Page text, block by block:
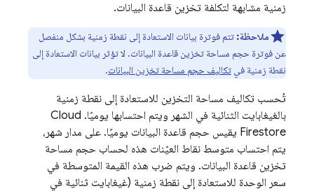
زمنية مشابهة لتكلفة تخزين قاعدة البيانات.
ملاحظة: تتم فوترة بيانات الاستعادة إلى نقطة زمنية بشكل منفصل
عن فوترة حجم مساحة تخزين قاعدة البيانات. لا تؤثر بيانات الاستعادة إلى
نقطة زمنية في تكاليف حجم مساحة تخزين البيانات.
تُحسب تكاليف مساحة التخزين للاستعادة إلى نقطة زمنية
بالغيغابايت الثنائية في الشهر ويتم احتسابها يوميًا. Cloud
Firestore يقيس حجم قاعدة البيانات يوميًا. على مدار شهر،
يتم احتساب متوسط نقاط العيّنات هذه لحساب حجم مساحة
تخزين قاعدة البيانات. ويتم ضرب هذه القيمة المتوسطة في
سعر الوحدة للاستعادة إلى نقطة زمنية (غيغابايت ثنائية في